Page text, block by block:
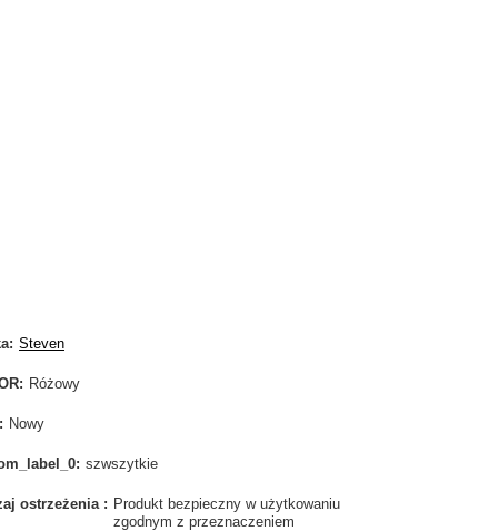
Steven
Różowy
Nowy
szwszytkie
ostrzeżenia
Produkt bezpieczny w użytkowaniu
zgodnym z przeznaczeniem